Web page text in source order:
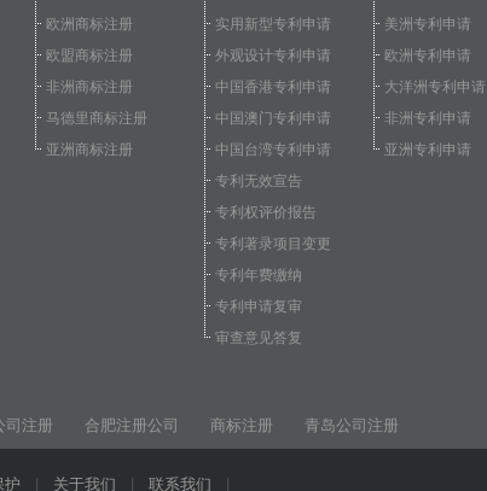
欧洲商标注册
欧盟商标注册
非洲商标注册
马德里商标注册
亚洲商标注册
实用新型专利申请
外观设计专利申请
中国香港专利申请
中国澳门专利申请
中国台湾专利申请
专利无效宣告
专利权评价报告
专利著录项目变更
专利年费缴纳
专利申请复审
审查意见答复
美洲专利申请
欧洲专利申请
大洋洲专利申请
非洲专利申请
亚洲专利申请
司注册 合肥注册公司 商标注册 青岛公司注册
护 关于我们 联系我们